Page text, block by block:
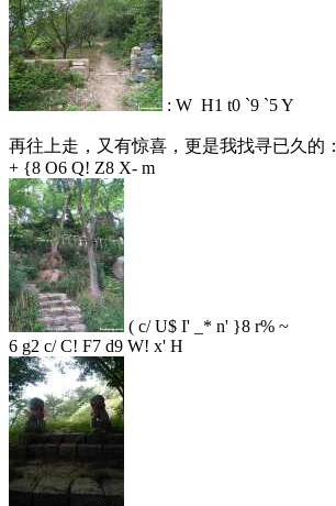
: W H1 t0 `9 `5 Y
再往上走，又有惊喜，更是我找寻已久的：
+ {8 O6 Q! Z8 X- m
( c/ U$ I' _* n' }8 r% ~
6 g2 c/ C! F7 d9 W! x' H